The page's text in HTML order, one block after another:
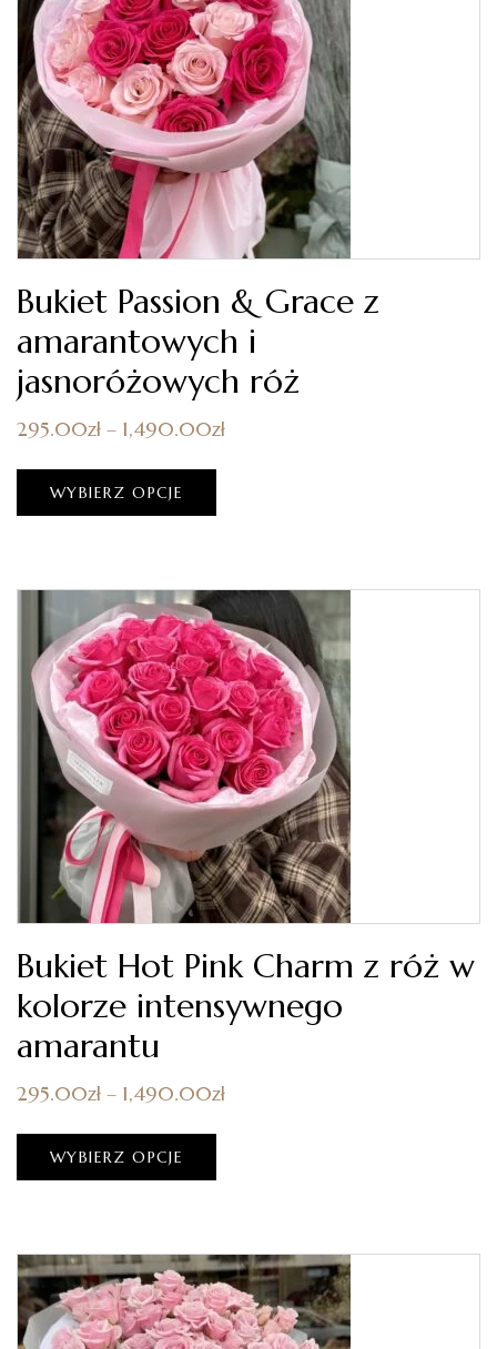
Bukiet Passion & Grace z
amarantowych i
jasnoróżowych róż
295.00zł – 1,490.00zł
WYBIERZ OPCJE
Bukiet Hot Pink Charm z róż w
kolorze intensywnego
amarantu
295.00zł – 1,490.00zł
WYBIERZ OPCJE